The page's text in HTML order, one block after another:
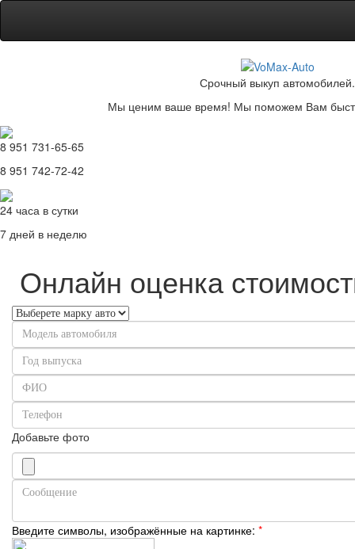
Срочный выкуп автомобилей.
Мы ценим ваше время! Мы поможем Вам
8 951 731-65-65
8 951 742-72-42
24 часа в сутки
7 дней в неделю
Онлайн оценка
Добавьте фото
Введите символы, изображённые на картинке: *